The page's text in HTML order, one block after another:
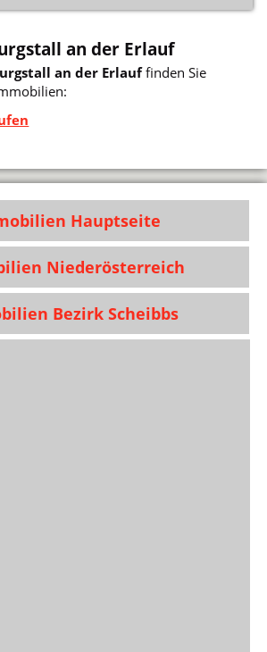
an der Erlauf
an der Erlauffinden Sie
Hauptseite
Niederösterreich
Bezirk Scheibbs